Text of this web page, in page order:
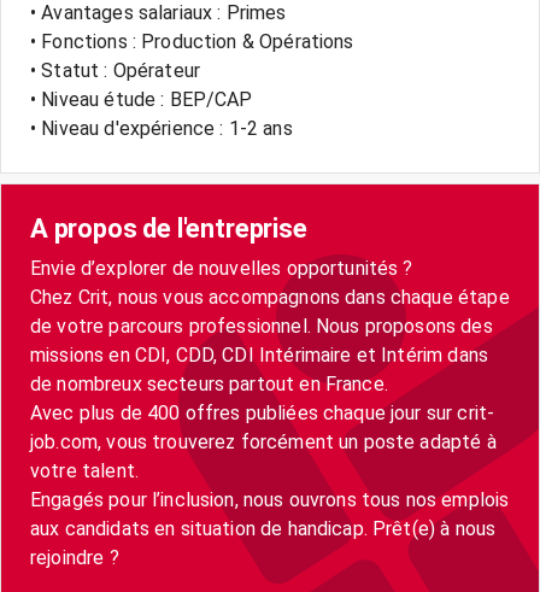
• Avantages salariaux : Primes
• Fonctions : Production & Opérations
• Statut : Opérateur
• Niveau étude : BEP/CAP
• Niveau d'expérience : 1-2 ans
A propos de l'entreprise
Envie d’explorer de nouvelles opportunités ?
Chez Crit, nous vous accompagnons dans chaque étape
de votre parcours professionnel. Nous proposons des
missions en CDI, CDD, CDI Intérimaire et Intérim dans
de nombreux secteurs partout en France.
Avec plus de 400 offres publiées chaque jour sur crit-
job.com, vous trouverez forcément un poste adapté à
votre talent.
Engagés pour l’inclusion, nous ouvrons tous nos emplois
aux candidats en situation de handicap. Prêt(e) à nous